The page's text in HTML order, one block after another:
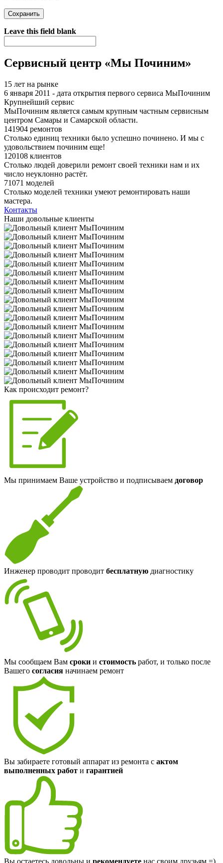
Я спамер
Leave this field blank
Сервисный центр «Мы Починим»
15 лет на рынке
6 января 2011 - дата открытия первого сервиса МыПочиним
Крупнейший сервис
МыПочиним является самым крупным частным сервисным
центром Самары и Самарской области.
141904 ремонтов
Столько единиц техники было успешно починено. И мы с
удовольствием починим еще!
120108 клиентов
Столько людей доверили ремонт своей техники нам и их
число неуклонно растёт.
71071 моделей
Столько моделей техники умеют ремонтировать наши
мастера.
Контакты
Наши довольные клиенты
Как происходит ремонт?
Мы принимаем Ваше устройство и подписываем договор
Инженер проводит проводит бесплатную диагностику
Мы сообщаем Вам сроки и стоимость работ, и только после
Вашего согласия начинаем ремонт
Вы забираете готовый аппарат из ремонта с актом
выполненных работ и гарантией